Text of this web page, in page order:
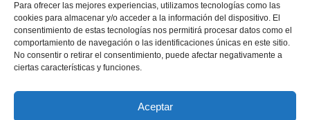
Para ofrecer las mejores experiencias, utilizamos tecnologías como las
cookies para almacenar y/o acceder a la información del dispositivo. El
consentimiento de estas tecnologías nos permitirá procesar datos como el
comportamiento de navegación o las identificaciones únicas en este sitio.
No consentir o retirar el consentimiento, puede afectar negativamente a
ciertas características y funciones.
Aceptar
Inicio Biblioteca Parábolas TV
Comunidad
Esencia
Blog
Política de privacidad
Aviso legal
Política de cookies (UE)